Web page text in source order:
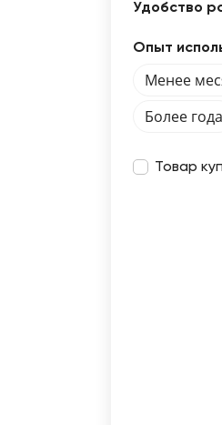
Удобство
Опыт
Менее
Более года
Товар